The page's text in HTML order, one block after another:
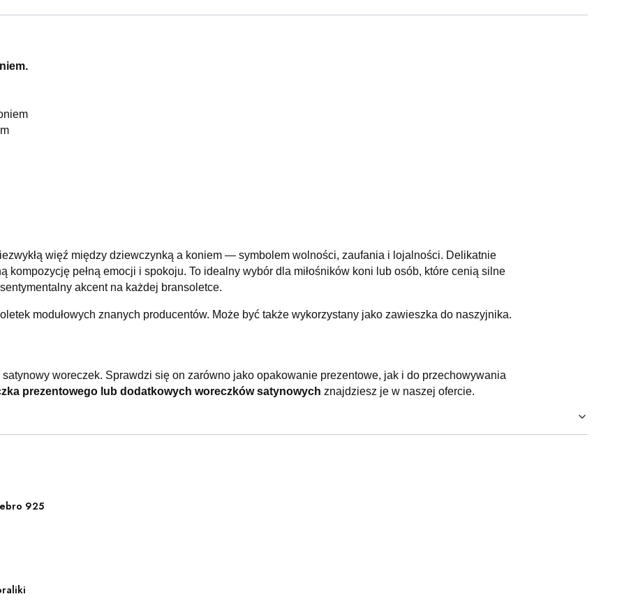
więź między dziewczynką a koniem — symbolem wolności, zaufania i lojalności. Delikatnie
kompozycję pełną emocji i spokoju. To idealny wybór dla miłośników koni lub osób, które cenią silne
akcent na każdej bransoletce.
modułowych znanych producentów. Może być także wykorzystany jako zawieszka do naszyjnika.
woreczek. Sprawdzi się on zarówno jako opakowanie prezentowe, jak i do przechowywania
prezentowego lub dodatkowych woreczków satynowych znajdziesz je w naszej ofercie.
925